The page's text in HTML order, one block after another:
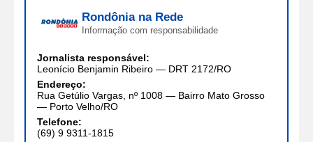
Rondônia na Rede
Informação com responsabilidade
Jornalista responsável:
Leonício Benjamin Ribeiro — DRT 2172/RO
Endereço:
Rua Getúlio Vargas, nº 1008 — Bairro Mato Grosso
— Porto Velho/RO
Telefone:
(69) 9 9311-1815